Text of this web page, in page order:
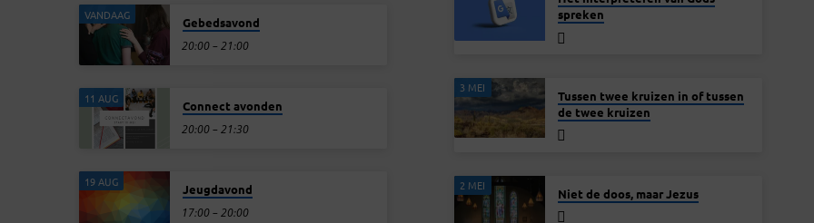
VANDAAG
Gebedsavond
20:00 – 21:00
11 AUG
Connect avonden
20:00 – 21:30
19 AUG
Jeugdavond
17:00 – 20:00
spreken
3 MEI
Tussen twee kruizen in of tussen
de twee kruizen
2 MEI
Niet de doos, maar Jezus